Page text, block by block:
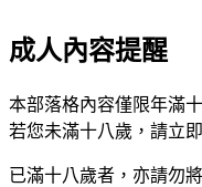
成人內容提醒
本部落格內容僅限年滿
若您未滿十八歲，請立
已滿十八歲者，亦請勿